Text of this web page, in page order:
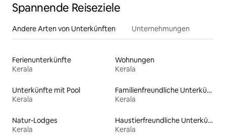
Spannende Reiseziele
Andere Arten von Unterkünften Unternehmungen
Ferienunterkünfte
Kerala
Wohnungen
Kerala
Unterkünfte mit Pool
Kerala
Familienfreundliche Unterkünfte
Kerala
Natur-Lodges
Kerala
Haustierfreundliche Unterkünfte
Kerala